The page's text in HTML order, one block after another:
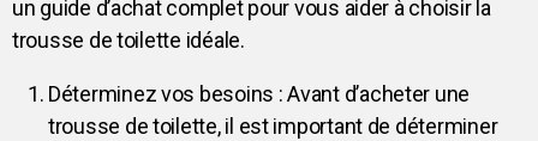
un guide d’achat complet pour vous aider à choisir la
trousse de toilette idéale.
Déterminez vos besoins : Avant d’acheter une
trousse de toilette, il est important de déterminer